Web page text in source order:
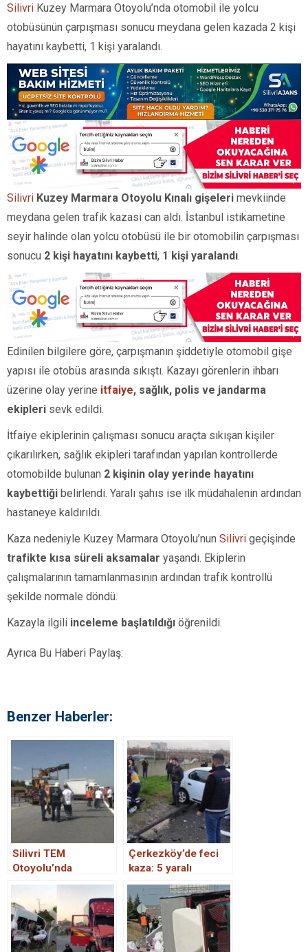
Silivri Kuzey Marmara Otoyolu’nda otomobil ile yolcu
otobüsünün çarpışması sonucu meydana gelen kazada 2 kişi
hayatını kaybetti, 1 kişi yaralandı.
Silivri Kuzey Marmara Otoyolu Kınalı gişeleri mevkiinde
meydana gelen trafik kazası can aldı. İstanbul istikametine
seyir halinde olan yolcu otobüsü ile bir otomobilin çarpışması
sonucu 2 kişi hayatını kaybetti, 1 kişi yaralandı.
Edinilen bilgilere göre, çarpışmanın şiddetiyle otomobil gişe
yapısı ile otobüs arasında sıkıştı. Kazayı görenlerin ihbarı
üzerine olay yerine itfaiye, sağlık, polis ve jandarma
ekipleri sevk edildi.
İtfaiye ekiplerinin çalışması sonucu araçta sıkışan kişiler
çıkarılırken, sağlık ekipleri tarafından yapılan kontrollerde
otomobilde bulunan 2 kişinin olay yerinde hayatını
kaybettiği belirlendi. Yaralı şahıs ise ilk müdahalenin ardından
hastaneye kaldırıldı.
Kaza nedeniyle Kuzey Marmara Otoyolu’nun Silivri geçişinde
trafikte kısa süreli aksamalar yaşandı. Ekiplerin
çalışmalarının tamamlanmasının ardından trafik kontrollü
şekilde normale döndü.
Kazayla ilgili inceleme başlatıldığı öğrenildi.
Ayrıca Bu Haberi Paylaş:
Benzer Haberler:
Silivri TEM
Otoyolu’nda
Zincirleme Kaza: 3
Yaralı
Çerkezköy’de feci
kaza: 5 yaralı